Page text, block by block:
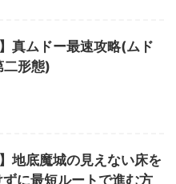
真ムドー最速攻略(ムド
形態)
地底魔城の見えない床を
に最短ルートで進む方